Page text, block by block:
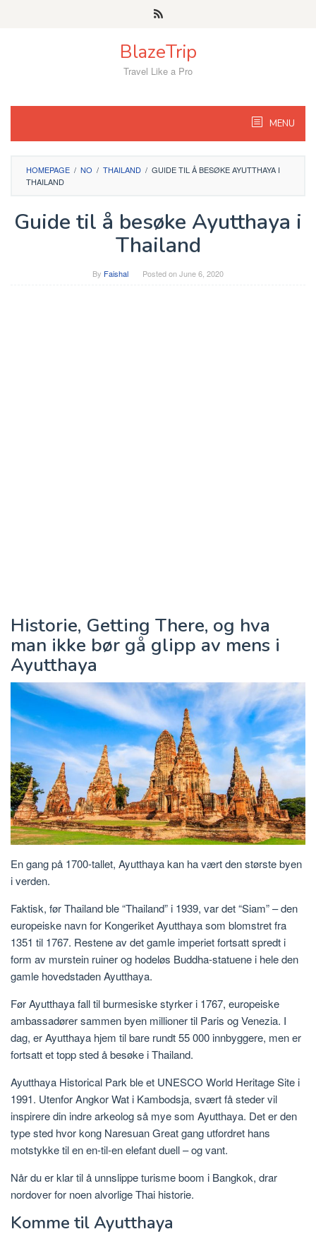
BlazeTrip
Travel Like a Pro
MENU
HOMEPAGE / NO / THAILAND / GUIDE TIL Å BESØKE AYUTTHAYA I
THAILAND
Guide til å besøke Ayutthaya i
Thailand
By Faishal Posted onJune 6, 2020
Historie, Getting There, og hva
man ikke bør gå glipp av mens i
Ayutthaya
En gang på 1700-tallet, Ayutthaya kan ha vært den største byen
i verden.
Faktisk, før Thailand ble “Thailand” i 1939, var det “Siam” – den
europeiske navn for Kongeriket Ayutthaya som blomstret fra
1351 til 1767. Restene av det gamle imperiet fortsatt spredt i
form av murstein ruiner og hodeløs Buddha-statuene i hele den
gamle hovedstaden Ayutthaya.
Før Ayutthaya fall til burmesiske styrker i 1767, europeiske
ambassadører sammen byen millioner til Paris og Venezia. I
dag, er Ayutthaya hjem til bare rundt 55 000 innbyggere, men er
fortsatt et topp sted å besøke i Thailand.
Ayutthaya Historical Park ble et UNESCO World Heritage Site i
1991. Utenfor Angkor Wat i Kambodsja, svært få steder vil
inspirere din indre arkeolog så mye som Ayutthaya. Det er den
type sted hvor kong Naresuan Great gang utfordret hans
motstykke til en en-til-en elefant duell – og vant.
Når du er klar til å unnslippe turisme boom i Bangkok, drar
nordover for noen alvorlige Thai historie.
Komme til Ayutthaya